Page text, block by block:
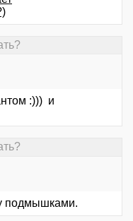
:))) и
подмышками.